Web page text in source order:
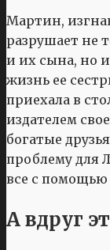
Мартин,
разрушает не
и их сына, но
жизнь ее
приехала в
издателем
богатые
проблему для
все с помощью
А вдруг